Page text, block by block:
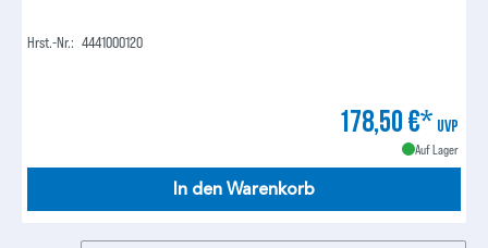
Hrst.-Nr.: 4441000120
178,50 €* UVP
Auf Lager
In den Warenkorb